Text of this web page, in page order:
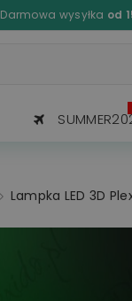
Darmowa wysyłka od
Lampka LED 3D